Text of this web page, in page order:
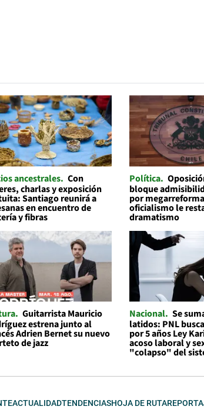
ancestrales Con
charlas y exposición
Santiago reunirá a
en encuentro de
y fibras
Política
bloque
por
oficialismo le
dramatismo
Guitarrista Mauricio
estrena junto al
Adrien Bernet su nuevo
de jazz
Nacional Se
latidos: PNL
por 5 años Ley
acoso laboral y
"colapso" del
ACTUALIDADTENDENCIASHOJA DE RUTA